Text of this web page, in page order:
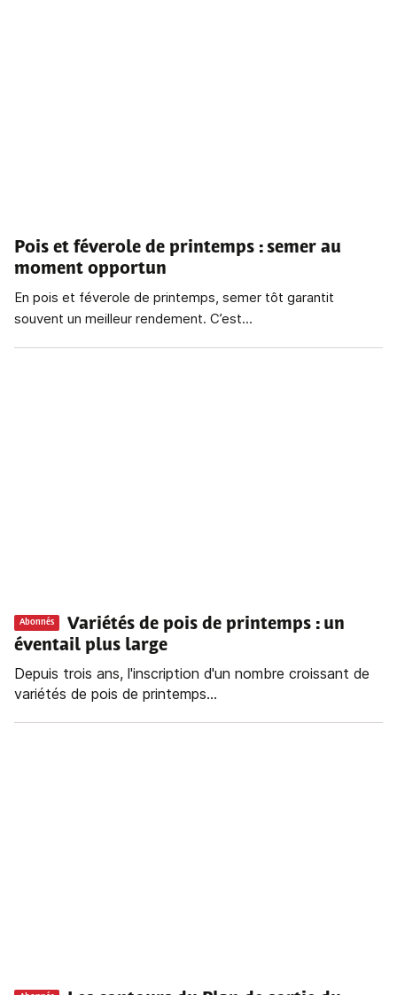
Pois et féverole de printemps : semer au
moment opportun
En pois et féverole de printemps, semer tôt garantit
souvent un meilleur rendement. C’est...
Abonnés
Variétés de pois de printemps : un
éventail plus large
Depuis trois ans, l'inscription d'un nombre croissant de
variétés de pois de printemps...